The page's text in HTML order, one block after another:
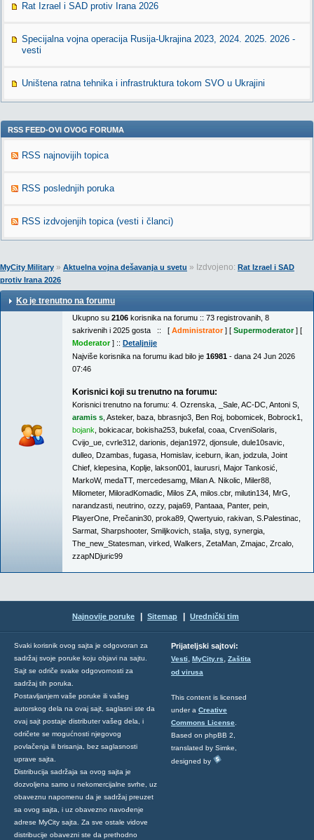
Rat Izrael i SAD protiv Irana 2026
Specijalna vojna operacija Rusija-Ukrajina 2023, 2024. 2025. 2026 -
vesti
Uništena ratna tehnika i infrastruktura tokom SVO u Ukrajini
RSS FEED-OVI OVOG FORUMA
RSS najnovijih topica
RSS poslednjih poruka
RSS izdvojenjih topica (vesti i članci)
MyCity Military » Aktuelna vojna dešavanja u svetu » Izdvojeno: Rat Izrael i SAD
protiv Irana 2026
Ko je trenutno na forumu
Ukupno su 2106 korisnika na forumu :: 73 registrovanih, 8
sakrivenih i 2025 gosta :: [ Administrator] [ Supermoderator] [
Moderator] :: Detaljnije
Najviše korisnika na forumu ikad bilo je 16981 - dana 24 Jun 2026
07:46
Korisnici koji su trenutno na forumu:
Korisnici trenutno na forumu: 4. Ozrenska _Sale AC-DC Antoni S
aramis s Asteker, baza bbrasnjo3 Ben Roj bobomicek Bobrock1
bojank bokicacar, bokisha253 bukefal coaa CrveniSolaris
Cvijo_ue cvrle312 darionis dejan1972 djonsule dule10savic
dulleo Dzambas fugasa Homislav, iceburn ikan jodzula Joint
Chief klepesina Koplje lakson001 laurusri Major Tankosić
MarkoW, medaTT, mercedesamg Milan A. Nikolic Miler88
Milometer, MiloradKomadic Milos ZA milos.cbr, milutin134 MrG
narandzasti neutrino ozzy, paja69 Pantaaa Panter, pein
PlayerOne Prečanin30 proka89 Qwertyuio rakivan S.Palestinac
Sarmat Sharpshooter, Smiljkovich stalja styg synergia
The_new_Statesman virked Walkers ZetaMan Zmajac Zrcalo
zzapNDjuric99
Najnovije poruke Sitemap Urednički tim
Svaki korisnik ovog sajta je odgovoran za
sadržaj svoje poruke koju objavi na sajtu.
Sajt se odriče svake odgovornosti za
sadržaj tih poruka.
Postavljanjem vaše poruke ili vašeg
autorskog dela na ovaj sajt, saglasni ste da
ovaj sajt postaje distributer vašeg dela, i
odričete se mogućnosti njegovog
povlačenja ili brisanja, bez saglasnosti
uprave sajta.
Distribucija sadržaja sa ovog sajta je
dozvoljena samo u nekomercijalne svrhe, uz
obaveznu napomenu da je sadržaj preuzet
sa ovog sajta, i uz obavezno navođenje
adrese MyCity sajta. Za sve ostale vidove
distribucije obavezni ste da prethodno
Prijateljski sajtovi:
Vesti, MyCity.rs, Zaštita
od virusa
This content is licensed
under a Creative
Commons License
Based on phpBB 2,
translated by Simke,
designed by